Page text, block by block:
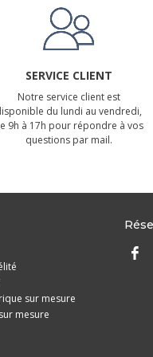
SERVICE CLIENT
Notre service client est
du lundi au vendredi,
9h à 17h pour répondre à vos
questions par mail.
sur mesure
mesure